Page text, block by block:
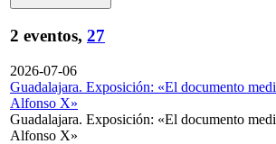
2 eventos, 27
2026-07-06
Guadalajara. Exposición: «El documento
Alfonso X»
Guadalajara. Exposición: «El documento
Alfonso X»